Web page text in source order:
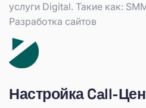
услуги Digital. Такие как:
Разработка сайтов
Настройка Call-